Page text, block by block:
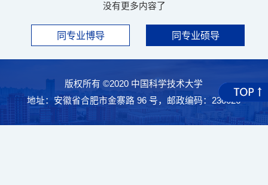
没有更多内容了
同专业博导 同专业硕导
版权所有 ©2020 中国科学技术大学
地址：安徽省合肥市金寨路 96 号，邮政编码：230026